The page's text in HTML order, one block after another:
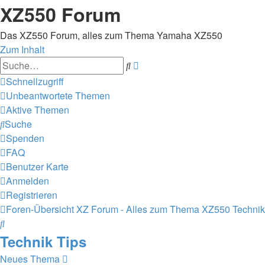
XZ550 Forum
Das XZ550 Forum, alles zum Thema Yamaha XZ550
Zum Inhalt
Suche
Schnellzugriff
Unbeantwortete Themen
Aktive Themen
Suche
Spenden
FAQ
Benutzer Karte
Anmelden
Registrieren
Foren-ÜbersichtXZ Forum - Alles zum Thema XZ550
Suche
Technik Tips
Neues Thema